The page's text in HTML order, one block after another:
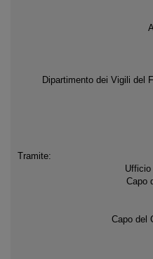
Dipartimento dei Vigili del
Tramite:
Ufficio
Capo
Capo del